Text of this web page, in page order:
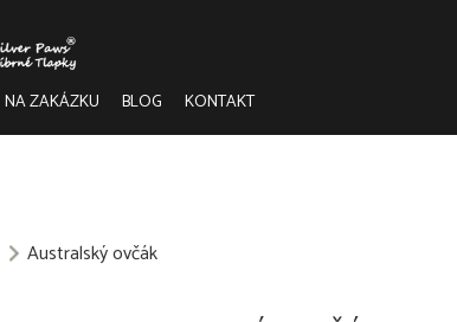
NA ZAKÁZKU BLOG KONTAKT
Australský ovčák